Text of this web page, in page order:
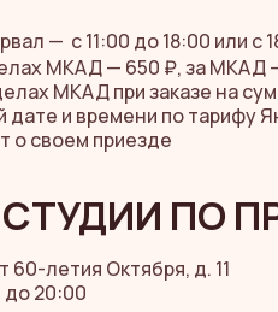
— с 11:00 до 18:00 или с
МКАД — 650 ₽, за МКАД
МКАД при заказе на
дате и времени по тарифу
о своем приезде
ПО
60-летия Октября, д. 11
20:00